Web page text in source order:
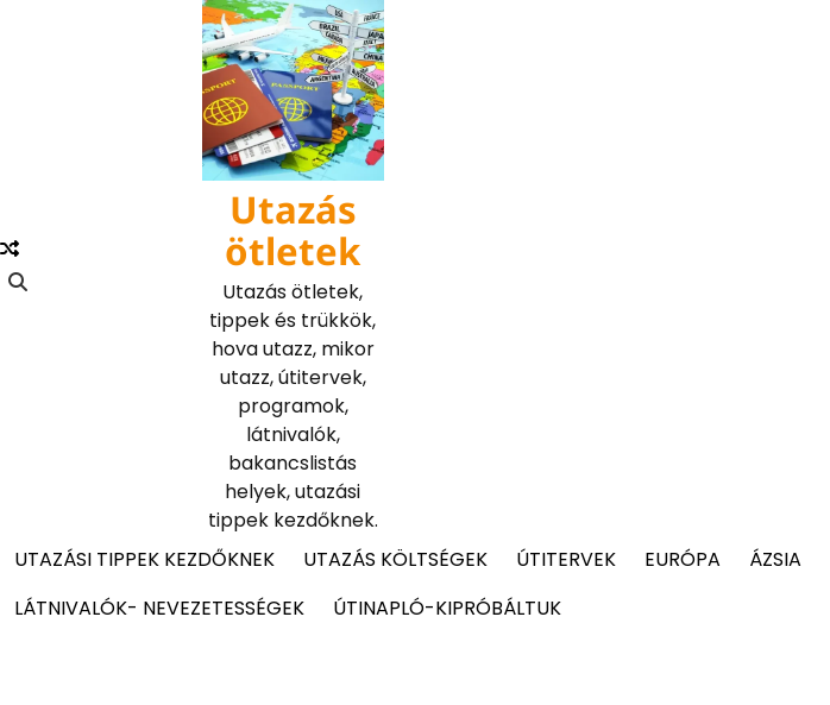
Utazás
ötletek
Utazás ötletek,
tippek és trükkök,
hova utazz, mikor
utazz, útitervek,
programok,
látnivalók,
bakancslistás
helyek, utazási
tippek kezdőknek.
UTAZÁSI TIPPEK KEZDŐKNEK
UTAZÁS KÖLTSÉGEK ÚTITERVEK EURÓPA ÁZSIA
LÁTNIVALÓK- NEVEZETESSÉGEK
ÚTINAPLÓ-KIPRÓBÁLTUK